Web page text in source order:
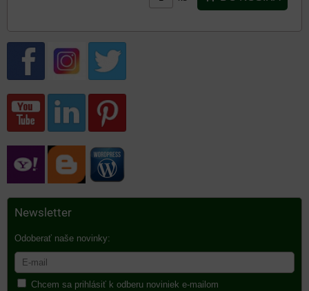
Newsletter
Odoberať naše novinky:
Chcem sa prihlásiť k odberu noviniek e-mailom